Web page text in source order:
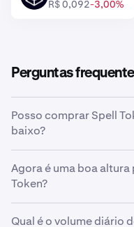
R$ 0,092-3,00%
Perguntas
Posso comprar Spell
baixo?
comprar
baixar.
Agora é uma boa
Token?
Qual é o volume diário